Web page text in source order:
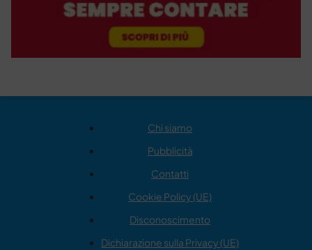
Chi siamo
Pubblicità
Contatti
Cookie Policy (UE)
Disconoscimento
Dichiarazione sulla Privacy (UE)